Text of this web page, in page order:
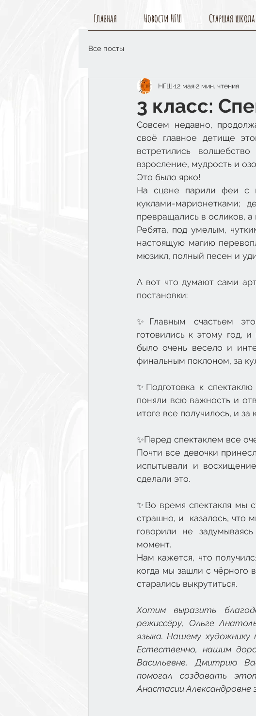
Главная Новости НГШ Старшая школа
Все посты
3 класс:
НГШ 12 мая2 мин. чтения
Совсем недавно,
своё главное детище
встретились
взросление, мудрость и
Это было ярко!
На сцене парили феи с
куклами-марионетками;
превращались в осликов, а
Ребята, под умелым,
настоящую магию
мюзикл, полный песен и
А вот что думают сами
постановки:
✨Главным счастьем
готовились к этому год,
было очень весело и
финальным поклоном, за
✨Подготовка к
поняли всю важность и
итоге все получилось, и
✨Перед спектаклем все
Почти все девочки
испытывали и
сделали это.
✨Во время спектакля мы
страшно, и  казалось, что
говорили не
момент.
Нам кажется, что
когда мы зашли с
старались выкрутиться.
Хотим выразить
режиссёру, Ольге
языка. Нашему
Естественно, нашим
Васильевне, Дмитрию
помогал создавать
Анастасии Александровне